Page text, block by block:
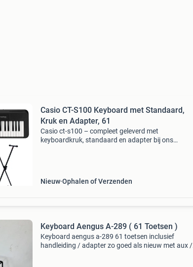
Casio CT-S100 Keyboard met Standaard,
Kruk en Adapter, 61
Casio ct-s100 – compleet geleverd met
keyboardkruk, standaard en adapter bij ons
Nieuw Ophalen of Verzenden
Keyboard Aengus A-289 ( 61 Toetsen )
Keyboard aengus a-289 61 toetsen inclusief
handleiding / adapter zo goed als nieuw met aux /